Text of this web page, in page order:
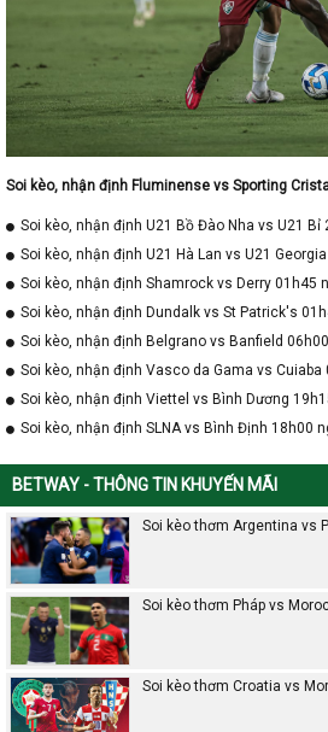
Soi kèo, nhận định Fluminense vs Sporting
Soi kèo, nhận định U21 Bồ Đào Nha vs U21
Soi kèo, nhận định U21 Hà Lan vs U21
Soi kèo, nhận định Shamrock vs Derry 01h45
Soi kèo, nhận định Dundalk vs St Patrick's
Soi kèo, nhận định Belgrano vs Banfield
Soi kèo, nhận định Vasco da Gama vs
Soi kèo, nhận định Viettel vs Bình Dương
Soi kèo, nhận định SLNA vs Bình Định 18h00
BETWAY - THÔNG TIN KHUYẾN MÃI
Soi kèo thơm Argentina vs
Soi kèo thơm Pháp vs
Soi kèo thơm Croatia vs